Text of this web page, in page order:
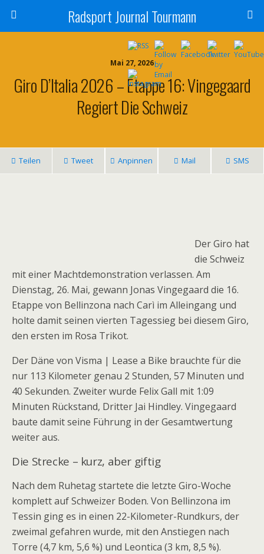
Radsport Journal Tourmann
Mai 27, 2026
Giro D’Italia 2026 – Etappe 16: Vingegaard
Regiert Die Schweiz
Teilen Tweet Anpinnen Mail SMS
Der Giro hat
die Schweiz
mit einer Machtdemonstration verlassen. Am
Dienstag, 26. Mai, gewann Jonas Vingegaard die 16.
Etappe von Bellinzona nach Carì im Alleingang und
holte damit seinen vierten Tagessieg bei diesem Giro,
den ersten im Rosa Trikot.
Der Däne von Visma | Lease a Bike brauchte für die
nur 113 Kilometer genau 2 Stunden, 57 Minuten und
40 Sekunden. Zweiter wurde Felix Gall mit 1:09
Minuten Rückstand, Dritter Jai Hindley. Vingegaard
baute damit seine Führung in der Gesamtwertung
weiter aus.
Die Strecke – kurz, aber giftig
Nach dem Ruhetag startete die letzte Giro-Woche
komplett auf Schweizer Boden. Von Bellinzona im
Tessin ging es in einen 22-Kilometer-Rundkurs, der
zweimal gefahren wurde, mit den Anstiegen nach
Torre (4,7 km, 5,6 %) und Leontica (3 km, 8,5 %).